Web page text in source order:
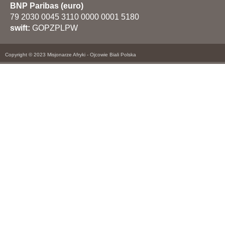
BNP Paribas (euro)
79 2030 0045 3110 0000 0001 5180
swift: GOPZPLPW
Copyright © 2023 Misjonarze Afryki - Ojcowie Biali Polska